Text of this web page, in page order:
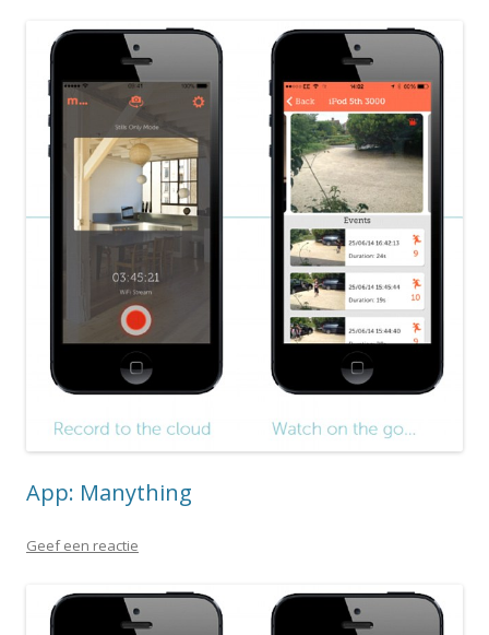
App: Manything
Geef een reactie